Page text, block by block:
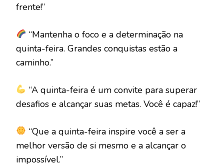
frente!”
“Mantenha o foco e a determinação na
quinta-feira. Grandes conquistas estão a
caminho.”
“A quinta-feira é um convite para superar
desafios e alcançar suas metas. Você é capaz!”
“Que a quinta-feira inspire você a ser a
melhor versão de si mesmo e a alcançar o
impossível.”